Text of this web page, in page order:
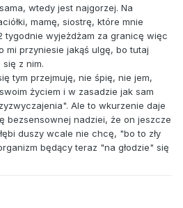
wtedy jest najgorzej. Na
mamę, siostrę, które mnie
tygodnie wyjeżdżam za granicę więc
mi przyniesie jakąś ulgę, bo tutaj
z nim.
tym przejmuję, nie śpię, nie jem,
życiem i w zasadzie jak sam
Ale to wkurzenie daje
bezsensownej nadziei, że on jeszcze
duszy wcale nie chcę, "bo to zły
będący teraz "na głodzie" się